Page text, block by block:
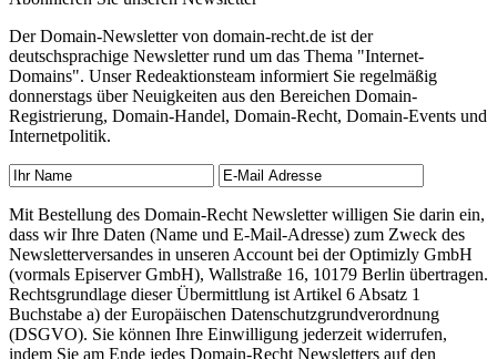
Der Domain-Newsletter von domain-recht.de ist der
deutschsprachige Newsletter rund um das Thema "Internet-
Domains". Unser Redeaktionsteam informiert Sie regelmäßig
donnerstags über Neuigkeiten aus den Bereichen Domain-
Registrierung, Domain-Handel, Domain-Recht, Domain-Events und
Internetpolitik.
Mit Bestellung des Domain-Recht Newsletter willigen Sie darin ein,
dass wir Ihre Daten (Name und E-Mail-Adresse) zum Zweck des
Newsletterversandes in unseren Account bei der Optimizly GmbH
(vormals Episerver GmbH), Wallstraße 16, 10179 Berlin übertragen.
Rechtsgrundlage dieser Übermittlung ist Artikel 6 Absatz 1
Buchstabe a) der Europäischen Datenschutzgrundverordnung
(DSGVO). Sie können Ihre Einwilligung jederzeit widerrufen,
indem Sie am Ende jedes Domain-Recht Newsletters auf den